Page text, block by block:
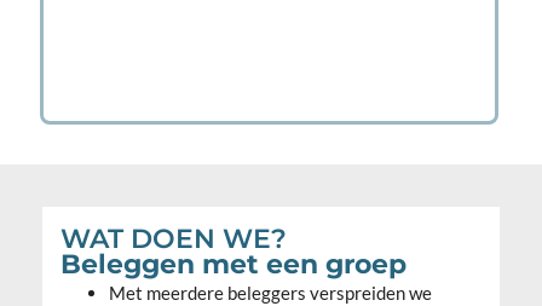
WAT DOEN WE?
Beleggen met een groep
Met meerdere beleggers verspreiden we